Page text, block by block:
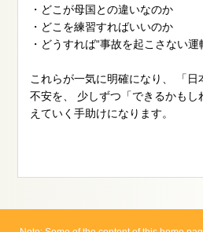
・どこが母国との違いなのか
・どこを練習すればいいのか
・どうすれば“事故を起こさない
これらが一気に明確になり、 「
不安を、 少しずつ「できるかも
えていく手助けになります。